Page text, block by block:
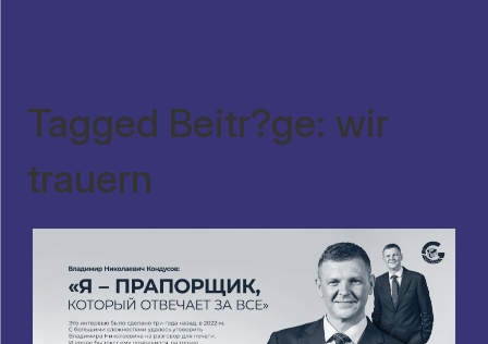
Tagged Beitr?ge: wir
trauern